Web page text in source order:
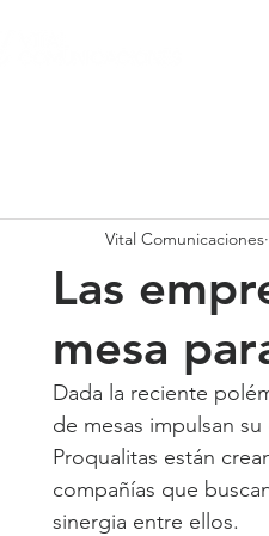
Las
mesa
Vital Comunicaciones
Dada la reciente
de mesas impulsan
Proqualitas están
compañías que
sinergia entre ellos.